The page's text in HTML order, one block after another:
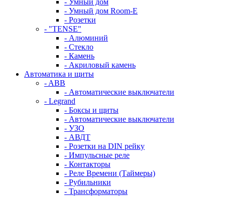
- Умный дом
- Умный дом Room-E
- Розетки
- "TENSE"
- Алюминий
- Стекло
- Камень
- Акриловый камень
Автоматика и щиты
- ABB
- Автоматические выключатели
- Legrand
- Боксы и щиты
- Автоматические выключатели
- УЗО
- АВДТ
- Розетки на DIN рейку
- Импульсные реле
- Контакторы
- Реле Времени (Таймеры)
- Рубильники
- Трансформаторы